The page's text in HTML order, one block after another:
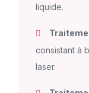
liquide.
consistant à
laser.